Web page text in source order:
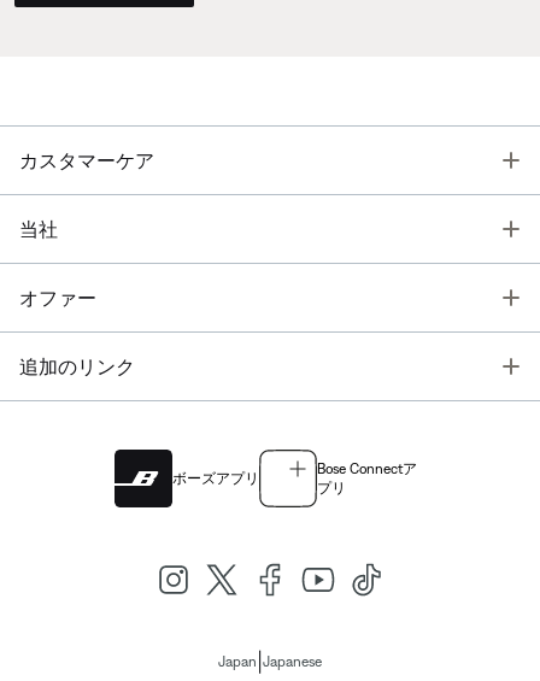
カスタマーケア
当社
オファー
追加のリンク
ボーズアプリ
Bose Connectア
プリ
Japan Japanese